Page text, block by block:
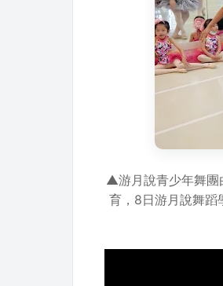
▲游月說青少年舞團
育，8日游月說舞蹈